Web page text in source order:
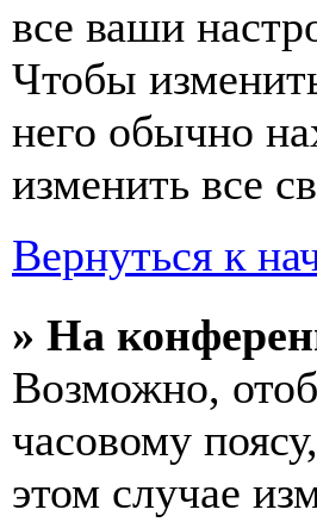
все ваши
Чтобы
него обычно
изменить все
Вернуться к
» На
Возможно,
часовому
этом случае